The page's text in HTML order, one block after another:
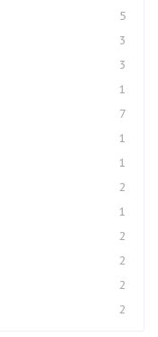
5
3
3
1
7
1
1
2
1
2
2
2
2